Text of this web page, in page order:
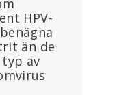
HPV-
än de
av